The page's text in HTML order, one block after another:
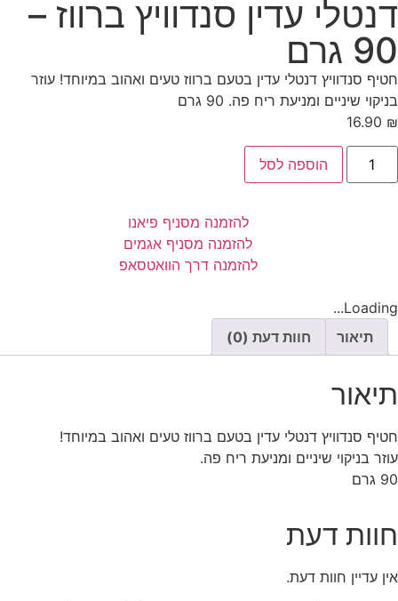
דנטלי עדין סנדוויץ ברווז –
90 גרם
חטיף סנדוויץ דנטלי עדין בטעם ברווז טעים ואהוב במיוחד! עוזר
בניקוי שיניים ומניעת ריח פה. 90 גרם
16.90 ₪
הוספה לסל
להזמנה מסניף פיאנו
להזמנה מסניף אגמים
להזמנה דרך הוואטסאפ
Loading...
תיאור
חוות דעת (0)
תיאור
חטיף סנדוויץ דנטלי עדין בטעם ברווז טעים ואהוב במיוחד!
עוזר בניקוי שיניים ומניעת ריח פה.
90 גרם
חוות דעת
אין עדיין חוות דעת.